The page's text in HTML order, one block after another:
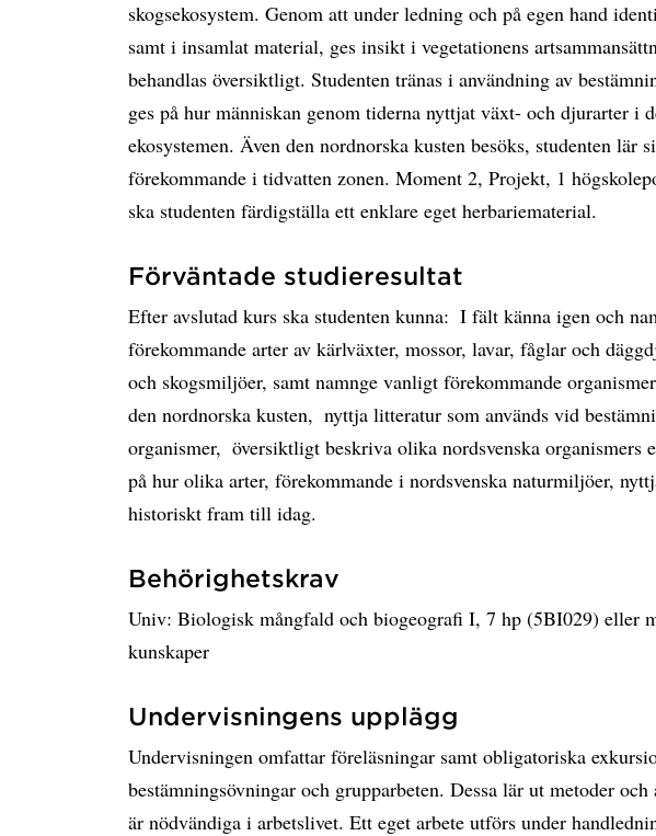
skogsekosystem. Genom att under ledning och på egen hand
samt i insamlat material, ges insikt i vegetationens
behandlas översiktligt. Studenten tränas i användning av
ges på hur människan genom tiderna nyttjat växt- och djurarter i
ekosystemen. Även den nordnorska kusten besöks, studenten lär
förekommande i tidvatten zonen. Moment 2, Projekt, 1
ska studenten färdigställa ett enklare eget herbariematerial.
Förväntade studieresultat
Efter avslutad kurs ska studenten kunna:  I fält känna igen och
förekommande arter av kärlväxter, mossor, lavar, fåglar och
och skogsmiljöer, samt namnge vanligt förekommande
den nordnorska kusten,  nyttja litteratur som används vid
organismer,  översiktligt beskriva olika nordsvenska organismers
på hur olika arter, förekommande i nordsvenska naturmiljöer,
historiskt fram till idag.
Behörighetskrav
Univ: Biologisk mångfald och biogeografi I, 7 hp (5BI029) eller
kunskaper
Undervisningens upplägg
Undervisningen omfattar föreläsningar samt obligatoriska
bestämningsövningar och grupparbeten. Dessa lär ut metoder och
är nödvändiga i arbetslivet. Ett eget arbete utförs under